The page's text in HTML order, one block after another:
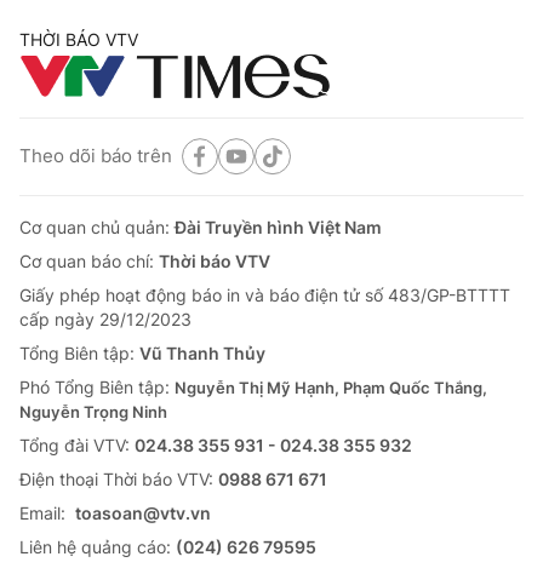
THỜI BÁO VTV
Theo dõi báo trên
Cơ quan chủ quản:Đài Truyền hình Việt Nam
Cơ quan báo chí: Thời báo VTV
Giấy phép hoạt động báo in và báo điện tử số 483/GP-BTTTT
cấp ngày 29/12/2023
Tổng Biên tập: Vũ Thanh Thủy
Phó Tổng Biên tập: Nguyễn Thị Mỹ Hạnh, Phạm Quốc Thắng,
Nguyễn Trọng Ninh
Tổng đài VTV: 024.38 355 931 - 024.38 355 932
Ðiện thoại Thời báo VTV: 0988 671 671
Email: toasoan@vtv.vn
Liên hệ quảng cáo: (024) 626 79595